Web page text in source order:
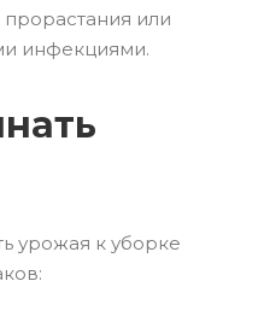
прорастания или
инфекциями.
урожая к уборке